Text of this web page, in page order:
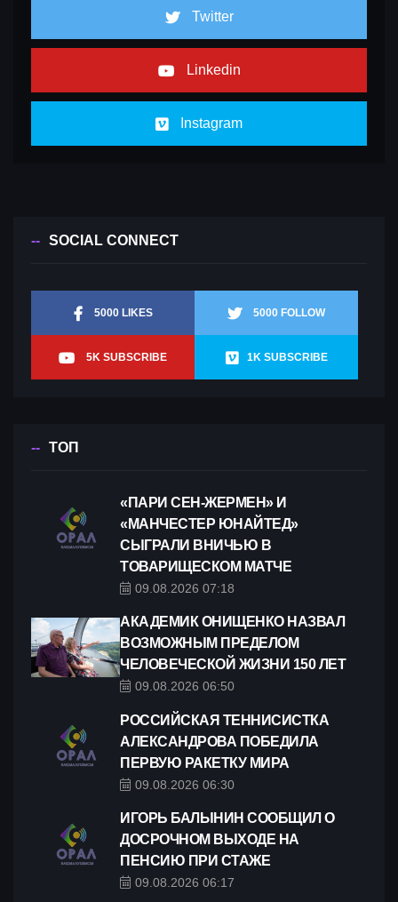
Twitter
Linkedin
Instagram
SOCIAL CONNECT
5000 LIKES 5000 FOLLOW
5K SUBSCRIBE 1K SUBSCRIBE
ТОП
«ПАРИ СЕН-ЖЕРМЕН» И
«МАНЧЕСТЕР ЮНАЙТЕД»
СЫГРАЛИ ВНИЧЬЮ В
ТОВАРИЩЕСКОМ МАТЧЕ
09.08.2026 07:18
АКАДЕМИК ОНИЩЕНКО НАЗВАЛ
ВОЗМОЖНЫМ ПРЕДЕЛОМ
ЧЕЛОВЕЧЕСКОЙ ЖИЗНИ 150 ЛЕТ
09.08.2026 06:50
РОССИЙСКАЯ ТЕННИСИСТКА
АЛЕКСАНДРОВА ПОБЕДИЛА
ПЕРВУЮ РАКЕТКУ МИРА
09.08.2026 06:30
ИГОРЬ БАЛЫНИН СООБЩИЛ О
ДОСРОЧНОМ ВЫХОДЕ НА
ПЕНСИЮ ПРИ СТАЖЕ
09.08.2026 06:17